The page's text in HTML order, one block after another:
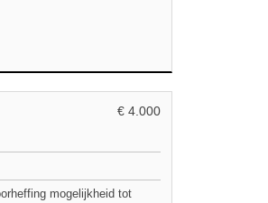
€ 4.000
mogelijkheid tot